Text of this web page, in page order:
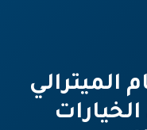
الميترالي